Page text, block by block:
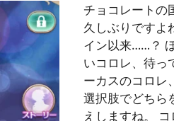
チョコレートの
久しぶりですよ
イン以来……？
いコロレ、待っ
ーカスのコロレ
選択肢でどちら
えしますね。